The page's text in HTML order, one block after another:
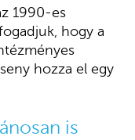
1990-es
hogy a
hozza el egy
is